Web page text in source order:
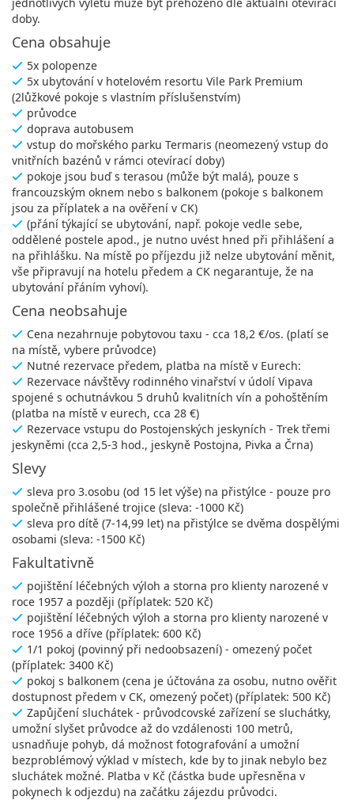
doby.
Cena obsahuje
5x polopenze
5x ubytování v hotelovém resortu Vile Park Premium
(2lůžkové pokoje s vlastním příslušenstvím)
průvodce
doprava autobusem
vstup do mořského parku Termaris (neomezený vstup do
vnitřních bazénů v rámci otevírací doby)
pokoje jsou buď s terasou (může být malá), pouze s
francouzským oknem nebo s balkonem (pokoje s balkonem
jsou za příplatek a na ověření v CK)
(přání týkající se ubytování, např. pokoje vedle sebe,
oddělené postele apod., je nutno uvést hned při přihlášení a
na přihlášku. Na místě po příjezdu již nelze ubytování měnit,
vše připravují na hotelu předem a CK negarantuje, že na
ubytování přáním vyhoví).
Cena neobsahuje
Cena nezahrnuje pobytovou taxu - cca 18,2 €/os. (platí se
na místě, vybere průvodce)
Nutné rezervace předem, platba na místě v Eurech:
Rezervace návštěvy rodinného vinařství v údolí Vipava
spojené s ochutnávkou 5 druhů kvalitních vín a pohoštěním
(platba na místě v eurech, cca 28 €)
Rezervace vstupu do Postojenských jeskyních - Trek třemi
jeskyněmi (cca 2,5-3 hod., jeskyně Postojna, Pivka a Črna)
Slevy
sleva pro 3.osobu (od 15 let výše) na přistýlce - pouze pro
společně přihlášené trojice (sleva: -1000 Kč)
sleva pro dítě (7-14,99 let) na přistýlce se dvěma dospělými
osobami (sleva: -1500 Kč)
Fakultativně
pojištění léčebných výloh a storna pro klienty narozené v
roce 1957 a později (příplatek: 520 Kč)
pojištění léčebných výloh a storna pro klienty narozené v
roce 1956 a dříve (příplatek: 600 Kč)
1/1 pokoj (povinný při nedoobsazení) - omezený počet
(příplatek: 3400 Kč)
pokoj s balkonem (cena je účtována za osobu, nutno ověřit
dostupnost předem v CK, omezený počet) (příplatek: 500 Kč)
Zapůjčení sluchátek - průvodcovské zařízení se sluchátky,
umožní slyšet průvodce až do vzdálenosti 100 metrů,
usnadňuje pohyb, dá možnost fotografování a umožní
bezproblémový výklad v místech, kde by to jinak nebylo bez
sluchátek možné. Platba v Kč (částka bude upřesněna v
pokynech k odjezdu) na začátku zájezdu průvodci.